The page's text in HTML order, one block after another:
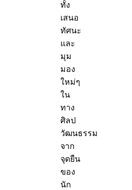
ทั้ง
เสนอ
ทัศนะ
และ
มุม
มอง
ใหม่ๆ
ใน
ทาง
ศิลป
วัฒนธรรม
จาก
จุดยืน
ของ
นัก